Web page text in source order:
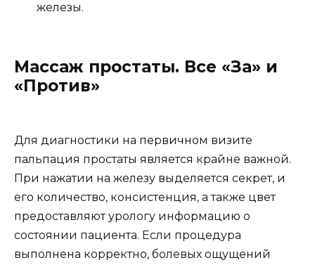
железы.
Массаж простаты. Все «За» и
«Против»
Для диагностики на первичном визите
пальпация простаты является крайне важной.
При нажатии на железу выделяется секрет, и
его количество, консистенция, а также цвет
предоставляют урологу информацию о
состоянии пациента. Если процедура
выполнена корректно, болевых ощущений